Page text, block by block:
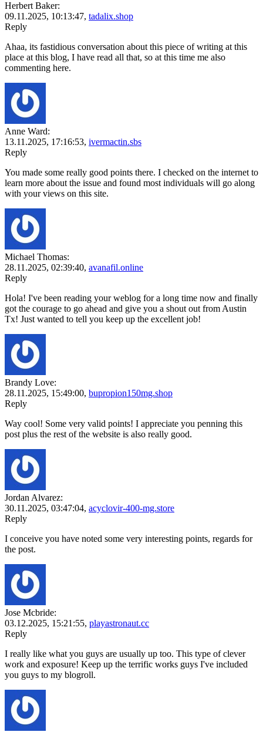
Herbert Baker:
09.11.2025, 10:13:47, tadalix.shop
Reply
Ahaa, its fastidious conversation about this piece of writing at this
place at this blog, I have read all that, so at this time me also
commenting here.
Anne Ward:
13.11.2025, 17:16:53, ivermactin.sbs
Reply
You made some really good points there. I checked on the internet to
learn more about the issue and found most individuals will go along
with your views on this site.
Michael Thomas:
28.11.2025, 02:39:40, avanafil.online
Reply
Hola! I've been reading your weblog for a long time now and finally
got the courage to go ahead and give you a shout out from Austin
Tx! Just wanted to tell you keep up the excellent job!
Brandy Love:
28.11.2025, 15:49:00, bupropion150mg.shop
Reply
Way cool! Some very valid points! I appreciate you penning this
post plus the rest of the website is also really good.
Jordan Alvarez:
30.11.2025, 03:47:04, acyclovir-400-mg.store
Reply
I conceive you have noted some very interesting points, regards for
the post.
Jose Mcbride:
03.12.2025, 15:21:55, playastronaut.cc
Reply
I really like what you guys are usually up too. This type of clever
work and exposure! Keep up the terrific works guys I've included
you guys to my blogroll.